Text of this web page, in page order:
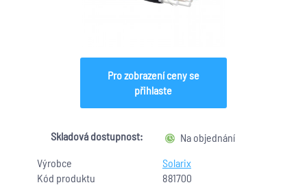
Výrobce
Solarix
Kód produktu
881700
Pro zobrazení ceny se
přihlaste
Skladová dostupnost: Na objednání